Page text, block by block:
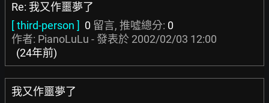
Re: 我又作噩夢了
[ third-person ] 0 留言, 推噓總分: 0
作者: PianoLuLu - 發表於 2002/02/03 12:00
(24年前)
我又作噩夢了